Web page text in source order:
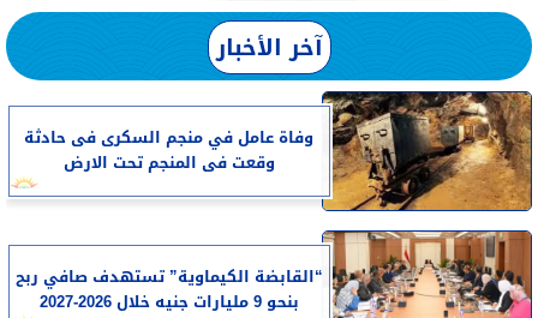
آخر الأخبار
وفاة عامل في منجم السكرى فى حادثة
وقعت فى المنجم تحت الارض
“القابضة الكيماوية” تستهدف صافي ربح
بنحو 9 مليارات جنيه خلال 2026-2027